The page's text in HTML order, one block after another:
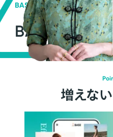
BASEの強み
BASEが強い
増えな